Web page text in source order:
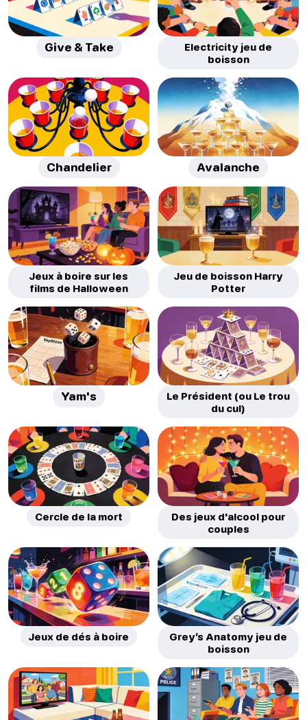
Give & Take
Electricity jeu de
boisson
Chandelier Avalanche
Jeux à boire sur les
films de Halloween
Jeu de boisson Harry
Potter
Yam's
Le Président (ou Le trou
du cul)
Cercle de la mort
Des jeux d'alcool pour
couples
Jeux de dés à boire
Grey’s Anatomy jeu de
boisson